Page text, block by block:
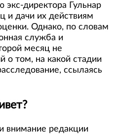
экс-директора Гульнар
и дачи их действиям
Однако, по словам
служба и
месяц не
о том, на какой стадии
ссылаясь
внимание редакции